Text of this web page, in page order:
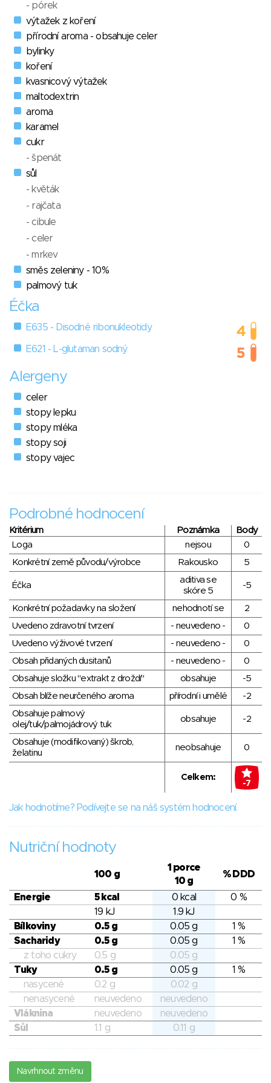
- pórek
výtažek z koření
přírodní aroma - obsahuje celer
bylinky
koření
kvasnicový výtažek
maltodextrin
aroma
karamel
cukr
- špenát
sůl
- květák
- rajčata
- cibule
- celer
- mrkev
směs zeleniny - 10%
palmový tuk
Éčka
E635 - Disodné ribonukleotidy
E621 - L-glutaman sodný
Alergeny
celer
stopy lepku
stopy mléka
stopy soji
stopy vajec
Podrobné hodnocení
Kritérium Poznámka
Body
Loga
nejsou
0
Konkrétní země původu/výrobce
Rakousko 5
Éčka
aditiva se
skóre 5
-5
Konkrétní požadavky na složení nehodnotí se
2
Uvedeno zdravotní tvrzení
- neuvedeno -
0
Uvedeno výživové tvrzení
- neuvedeno -
0
Obsah přidaných dusitanů
- neuvedeno -
0
Obsahuje složku "extrakt z droždí"
obsahuje
-5
Obsah blíže neurčeného aroma
přírodní i umělé
-2
Obsahuje palmový
olej/tuk/palmojádrový tuk
obsahuje -2
Obsahuje (modifikovaný) škrob,
želatinu
neobsahuje 0
Celkem:
-7
Jak hodnotíme? Podívejte se na náš systém hodnocení.
Nutriční hodnoty
100 g
1 porce
10 g
% DDD
Energie 5 kcal 0 kcal
0 %
19 kJ
1.9 kJ
Bílkoviny
0.5 g 0.05 g
1 %
Sacharidy
0.5 g 0.05 g
1 %
z toho cukry
0.5 g
0.05 g
Tuky
0.5 g 0.05 g
1 %
nasycené
0.2 g
0.02 g
nenasycené
neuvedeno
neuvedeno
Vláknina
neuvedeno
neuvedeno
Sůl
1.1 g 0.11 g
Navrhnout změnu